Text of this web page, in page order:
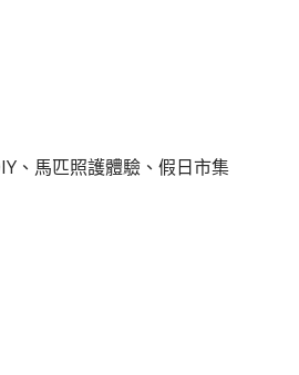
、馬匹照護體驗、假日市集